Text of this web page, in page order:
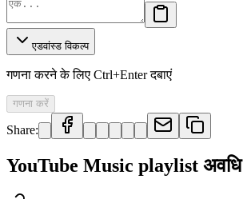
एडवांस्ड विकल्प
गणना करने के लिए Ctrl+Enter दबाएं
गणना करें
Share:
YouTube Music playlist